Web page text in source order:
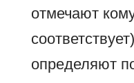
отмечают
определяют